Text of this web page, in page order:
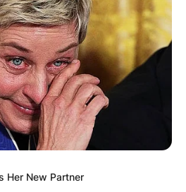
Кратово.
имиња, а а според една
го добил од зборовите
тврдината на
река, која била
Според
име на градот е
среден век се
Her New Partner